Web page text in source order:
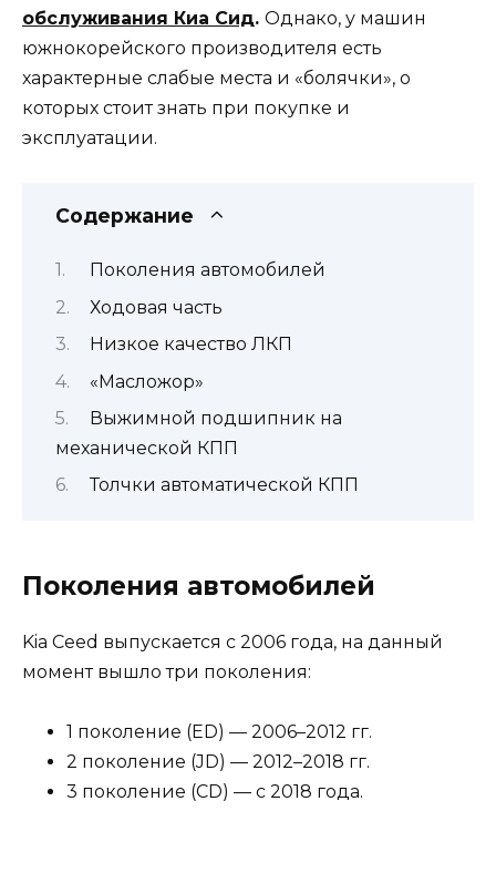
обслуживания Киа Сид. Однако, у машин
южнокорейского производителя есть
характерные слабые места и «болячки», о
которых стоит знать при покупке и
эксплуатации.
Содержание
Поколения автомобилей
Ходовая часть
Низкое качество ЛКП
«Масложор»
Выжимной подшипник на
механической КПП
Толчки автоматической КПП
Поколения автомобилей
Kia Ceed выпускается с 2006 года, на данный
момент вышло три поколения:
1 поколение (ED) — 2006–2012 гг.
2 поколение (JD) — 2012–2018 гг.
3 поколение (CD) — с 2018 года.